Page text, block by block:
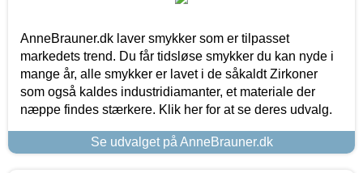
AnneBrauner.dk laver smykker som er tilpasset
markedets trend. Du får tidsløse smykker du kan nyde i
mange år, alle smykker er lavet i de såkaldt Zirkoner
som også kaldes industridiamanter, et materiale der
næppe findes stærkere. Klik her for at se deres udvalg.
Se udvalget på AnneBrauner.dk